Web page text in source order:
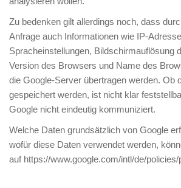
Zu bedenken gilt allerdings noch, dass
Anfrage auch Informationen wie IP-
Spracheinstellungen, Bildschirmauflösung
Version des Browsers und Name des
die Google-Server übertragen werden. Ob
gespeichert werden, ist nicht klar
Google nicht eindeutig kommuniziert.
Welche Daten grundsätzlich von Google
wofür diese Daten verwendet werden,
auf https://www.google.com/intl/de/